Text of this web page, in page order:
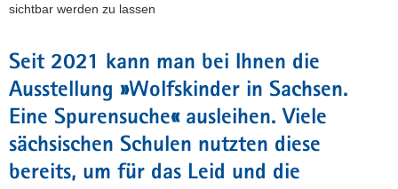
sichtbar werden zu lassen
Seit 2021 kann man bei Ihnen die
Ausstellung »Wolfskinder in Sachsen.
Eine Spurensuche« ausleihen. Viele
sächsischen Schulen nutzten diese
bereits, um für das Leid und die